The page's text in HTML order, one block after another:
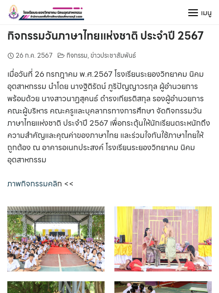
Skip
content
เมนู
กิจกรรมวันภาษาไทยแห่งชาติ ประจำปี 2567
26 ก.ค. 2567 กิจกรรม,ข่าวประชาสัมพันธ์
เมื่อวันที่ 26 กรกฎาคม พ.ศ.2567 โรงเรียนระยองวิทยาคม นิคม
อุตสาหกรรม นำโดย นางฐิติรัตน์ ภูริปัญญาวรกุล ผู้อำนวยการ
พร้อมด้วย นางสาวนาฏสุคนธ์ ดำรงเกียรติสกุล รองผู้อำนวยการ
คณะผู้บริหาร คณะครูและบุคลากรทางการศึกษา จัดกิจกรรมวัน
ภาษาไทยแห่งชาติ ประจำปี 2567 เพื่อกระตุ้นให้นักเรียนตระหนักถึง
ความสำคัญและคุณค่าของภาษาไทย และร่วมใจกันใช้ภาษาไทยให้
ถูกต้อง ณ อาคารอเนกประสงค์ โรงเรียนระยองวิทยาคม นิคม
อุตสาหกรรม
ภาพกิจกรรมคลิก <<